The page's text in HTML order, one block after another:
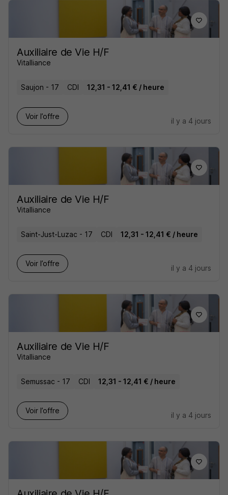
Auxiliaire de Vie H/F
Vitalliance
Saujon - 17 CDI 12,31 - 12,41 € / heure
Voir l’offre
il y a 4 jours
Auxiliaire de Vie H/F
Vitalliance
Saint-Just-Luzac - 17 CDI 12,31 - 12,41 € / heure
Voir l’offre
il y a 4 jours
Auxiliaire de Vie H/F
Vitalliance
Semussac - 17 CDI 12,31 - 12,41 € / heure
Voir l’offre
il y a 4 jours